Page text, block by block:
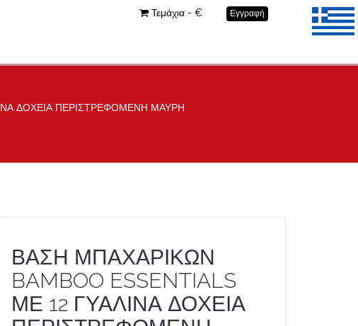
Εγγραφή
Τεμάχια - €
ΔΟΧΕΙΑ ΠΕΡΙΣΤΡΕΦΟΜΕΝΗ ΜΑΥΡΗ
ΒΑΣΗ ΜΠΑΧΑΡΙΚΩΝ
BAMBOO ESSENTIALS
ΜΕ 12 ΓΥΑΛΙΝΑ ΔΟΧΕΙΑ